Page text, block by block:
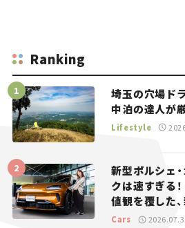
Ranking
埼玉の穴場ド
中泊の達人が
Lifestyle
新型ポルシェ
クは速すぎる
値観を覆した
り。
Cars